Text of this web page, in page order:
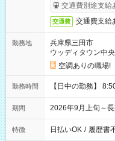
交通費別途支給
交通費 交通費支給
勤務地
兵庫県三田市
ウッディタウン中
空調ありの職場!
勤務時間 【日中の勤務】
期間 2026年9月上旬～
特徴 日払いOK / 履歴書